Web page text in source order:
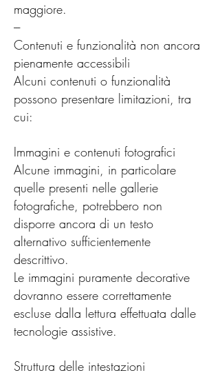
maggiore.
---
Contenuti e funzionalità non ancora
pienamente accessibili
Alcuni contenuti o funzionalità
possono presentare limitazioni, tra
cui:
Immagini e contenuti fotografici
Alcune immagini, in particolare
quelle presenti nelle gallerie
fotografiche, potrebbero non
disporre ancora di un testo
alternativo sufficientemente
descrittivo.
Le immagini puramente decorative
dovranno essere correttamente
escluse dalla lettura effettuata dalle
tecnologie assistive.
Struttura delle intestazioni